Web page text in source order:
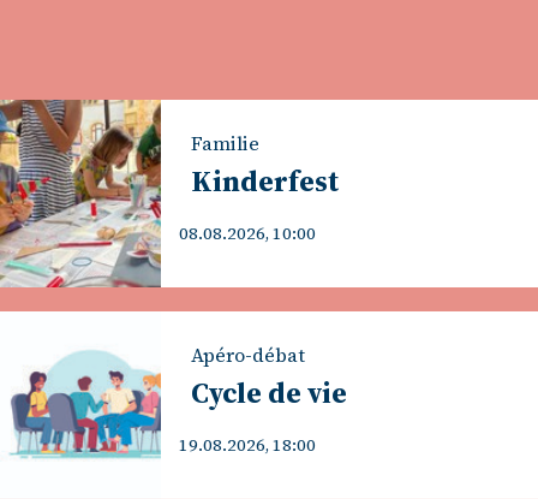
Familie
Kinderfest
08.08.2026, 10:00
Apéro-débat
Cycle de vie
19.08.2026, 18:00